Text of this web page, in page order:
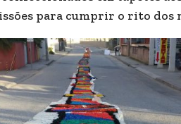
para cumprir o rito